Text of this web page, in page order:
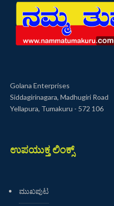
Golana Enterprises
Siddagirinagara, Madhugiri Road
Yellapura, Tumakuru - 572 106
ಉಪಯುಕ್ತ ಲಿಂಕ್ಸ್
ಮುಖಪುಟ